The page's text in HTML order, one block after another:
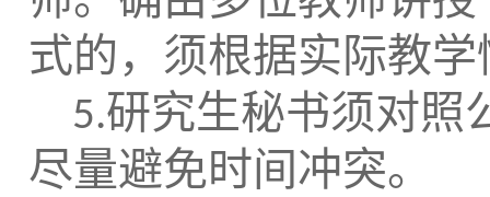
式的，须根据实际教
5.研究生秘书须对照
尽量避免时间冲突。